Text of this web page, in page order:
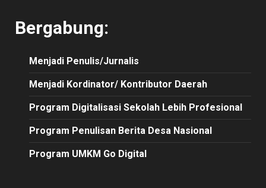
Bergabung:
Menjadi Penulis/Jurnalis
Menjadi Kordinator/ Kontributor Daerah
Program Digitalisasi Sekolah Lebih Profesional
Program Penulisan Berita Desa Nasional
Program UMKM Go Digital